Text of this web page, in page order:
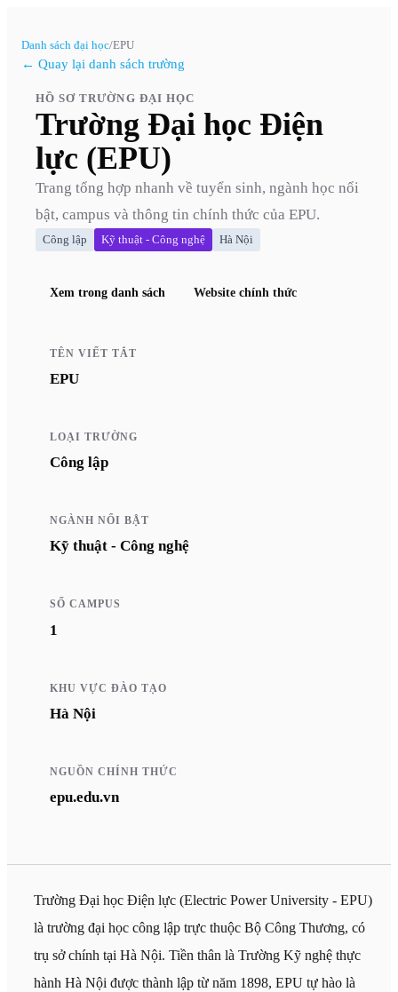
Danh sách đại học/EPU
← Quay lại danh sách trường
HỒ SƠ TRƯỜNG ĐẠI HỌC
Trường Đại học Điện
lực (EPU)
Trang tổng hợp nhanh về tuyển sinh, ngành học nổi
bật, campus và thông tin chính thức của EPU.
Công lập Kỹ thuật - Công nghệ Hà Nội
Xem trong danh sách Website chính thức
TÊN VIẾT TẮT
EPU
LOẠI TRƯỜNG
Công lập
NGÀNH NỔI BẬT
Kỹ thuật - Công nghệ
SỐ CAMPUS
1
KHU VỰC ĐÀO TẠO
Hà Nội
NGUỒN CHÍNH THỨC
epu.edu.vn
Trường Đại học Điện lực (Electric Power University - EPU)
là trường đại học công lập trực thuộc Bộ Công Thương, có
trụ sở chính tại Hà Nội. Tiền thân là Trường Kỹ nghệ thực
hành Hà Nội được thành lập từ năm 1898, EPU tự hào là